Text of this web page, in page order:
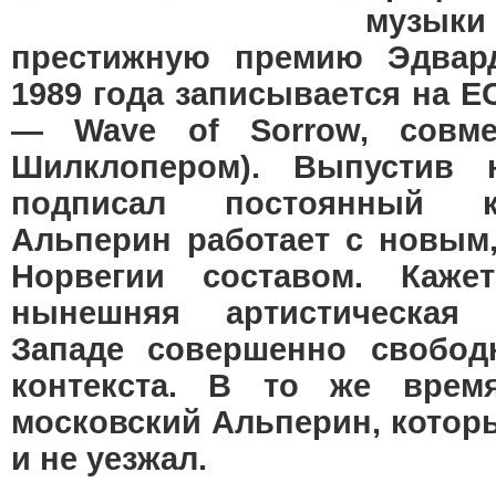
престижную премию
1989 года записывается на
— Wave of Sorrow,
Шилклопером). Выпустив
подписал постоянный
Альперин работает с
Норвегии составом.
нынешняя
Западе совершенно
контекста. В то же
московский Альперин,
и не уезжал.